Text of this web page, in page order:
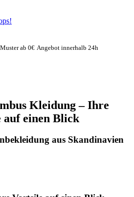
Muster ab 0€ Angebot innerhalb 24h
Kleidung – Ihre
auf einen Blick
aus Skandinavien